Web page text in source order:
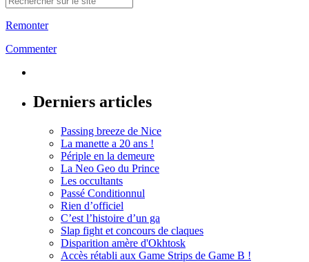
Remonter
Commenter
Derniers articles
Passing breeze de Nice
La manette a 20 ans !
Périple en la demeure
La Neo Geo du Prince
Les occultants
Passé Conditionnul
Rien d’officiel
C’est l’histoire d’un ga
Slap fight et concours de claques
Disparition amère d'Okhtosk
Accès rétabli aux Game Strips de Game B !